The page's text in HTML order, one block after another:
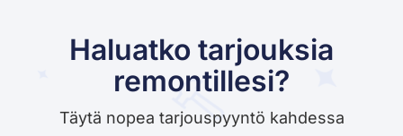
Haluatko tarjouksia
remontillesi?
Täytä nopea tarjouspyyntö kahdessa